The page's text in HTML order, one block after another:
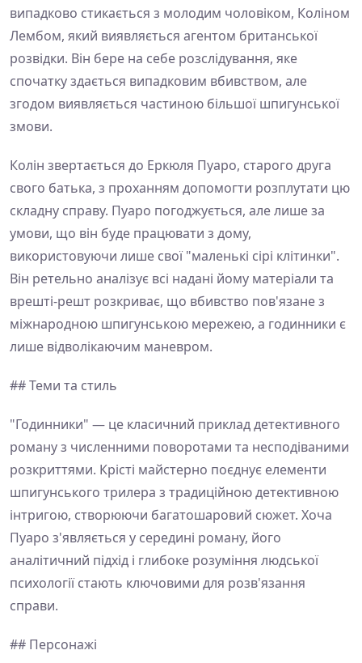
випадково стикається з молодим чоловіком, Коліном
Лембом, який виявляється агентом британської
розвідки. Він бере на себе розслідування, яке
спочатку здається випадковим вбивством, але
згодом виявляється частиною більшої шпигунської
змови.
Колін звертається до Еркюля Пуаро, старого друга
свого батька, з проханням допомогти розплутати цю
складну справу. Пуаро погоджується, але лише за
умови, що він буде працювати з дому,
використовуючи лише свої "маленькі сірі клітинки".
Він ретельно аналізує всі надані йому матеріали та
врешті-решт розкриває, що вбивство пов'язане з
міжнародною шпигунською мережею, а годинники є
лише відволікаючим маневром.
## Теми та стиль
"Годинники" — це класичний приклад детективного
роману з численними поворотами та несподіваними
розкриттями. Крісті майстерно поєднує елементи
шпигунського трилера з традиційною детективною
інтригою, створюючи багатошаровий сюжет. Хоча
Пуаро з'являється у середині роману, його
аналітичний підхід і глибоке розуміння людської
психології стають ключовими для розв'язання
справи.
## Персонажі